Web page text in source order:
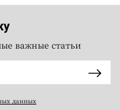
важные статьи
данных